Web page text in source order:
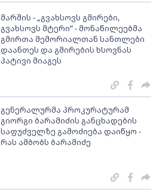
მარშის - „გვახსოვს გმირები,
გვახსოვს მტერი” - მონაწილეებმა
გმირთა მემორიალთან სანთლები
დაანთეს და გმირების ხსოვნას
პატივი მიაგეს
გენერალურმა პროკურატურამ
გიორგი ბარამიძის განცხადების
საფუძველზე გამოძიება დაიწყო -
რას ამბობს ბარამიძე